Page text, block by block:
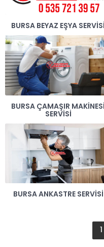
BURSA BEYAZ EŞYA SERVISI
BURSA ÇAMAŞIR MAKINESI
SERVISI
BURSA ANKASTRE SERVISI
1